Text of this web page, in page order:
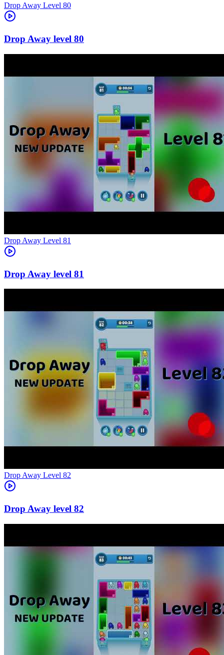
Level 80
80
Level 81
81
Level 82
82